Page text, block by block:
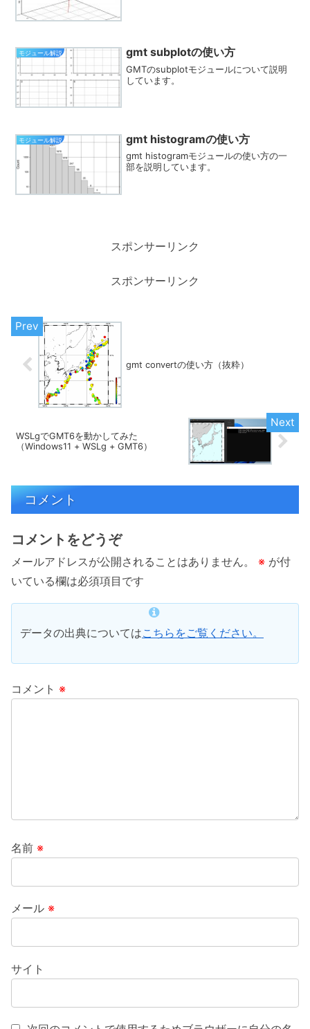
モジュール解説 gmt subplotの使い方
GMTのsubplotモジュールについて説明
しています。
モジュール解説 gmt histogramの使い方
gmt histogramモジュールの使い方の一
部を説明しています。
スポンサーリンク
スポンサーリンク
gmt convertの使い方（抜粋）
WSLgでGMT6を動かしてみた
（Windows11 + WSLg + GMT6）
コメント
コメントをどうぞ
メールアドレスが公開されることはありません。 ※ が付
いている欄は必須項目です
データの出典についてはこちらをご覧ください。
コメント ※
名前 ※
メール ※
サイト